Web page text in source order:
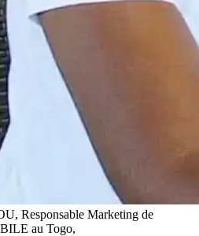
Responsable Marketing de
au Togo,